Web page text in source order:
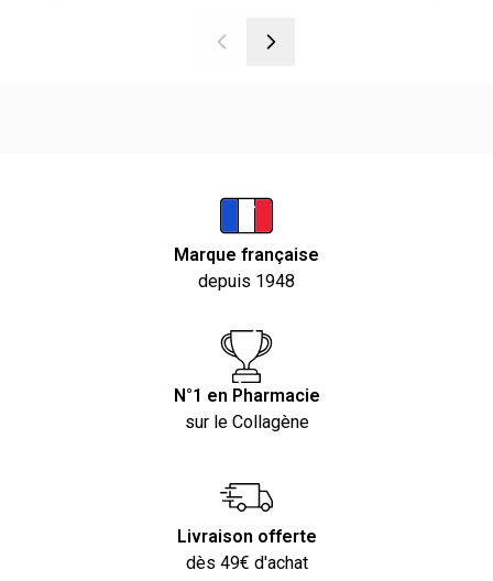
Marque française
depuis 1948
N°1 en Pharmacie
sur le Collagène
Livraison offerte
dès 49€ d'achat